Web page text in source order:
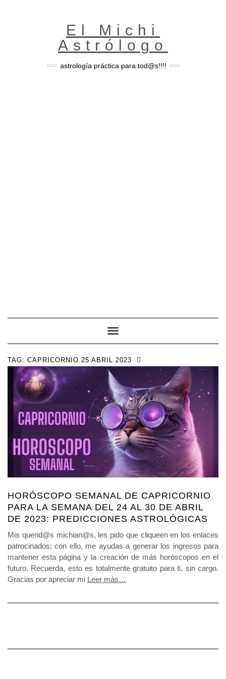
El Michi
Astrólogo
astrología práctica para tod@s!!!!
Toggle Navigation
TAG: CAPRICORNIO 25 ABRIL 2023
HORÓSCOPO SEMANAL DE CAPRICORNIO
PARA LA SEMANA DEL 24 AL 30 DE ABRIL
DE 2023: PREDICCIONES ASTROLÓGICAS
Mis querid@s michian@s, les pido que cliqueen en los enlaces
patrocinados; con ello, me ayudas a generar los ingresos para
mantener esta página y la creación de más horóscopos en el
futuro. Recuerda, esto es totalmente gratuito para ti, sin cargo.
Gracias por apreciar mi Leer más…